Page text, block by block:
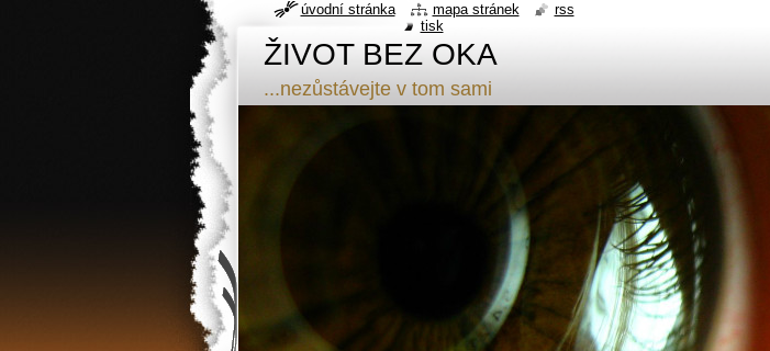
ŽIVOT BEZ OKA
...nezůstávejte v tom sami
úvodní stránka mapa stránek
rss
tisk